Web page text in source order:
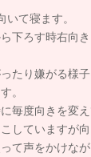
て寝ます。
下ろす時右向
たり嫌がる様
。
毎度向きを変
していますが
て声をかけな